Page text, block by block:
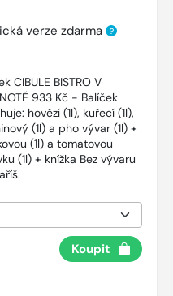
verze zdarma ?
CIBULE BISTRO V
933 Kč - Balíček
hovězí (1l), kuřecí (1l),
(1l) a pho vývar (1l) +
(1l) a tomatovou
(1l) + knížka Bez vývaru
Koupit